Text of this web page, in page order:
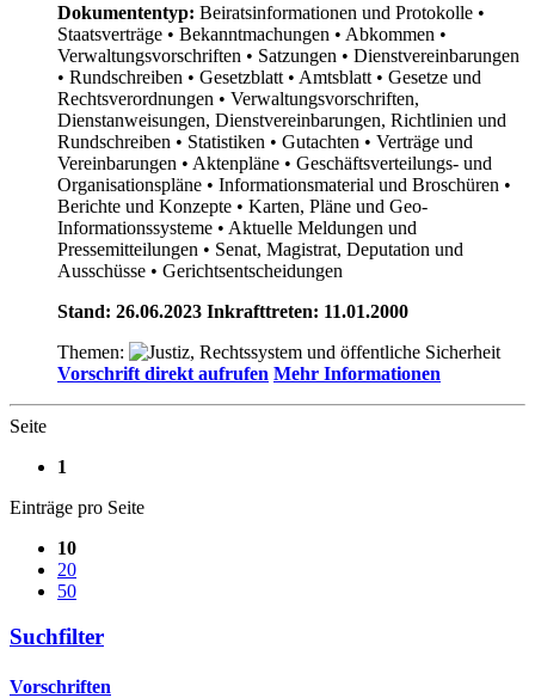
Dokumententyp: Beiratsinformationen und Protokolle •
Staatsverträge • Bekanntmachungen • Abkommen •
Verwaltungsvorschriften • Satzungen • Dienstvereinbarungen
• Rundschreiben • Gesetzblatt • Amtsblatt • Gesetze und
Rechtsverordnungen • Verwaltungsvorschriften,
Dienstanweisungen, Dienstvereinbarungen, Richtlinien und
Rundschreiben • Statistiken • Gutachten • Verträge und
Vereinbarungen • Aktenpläne • Geschäftsverteilungs- und
Organisationspläne • Informationsmaterial und Broschüren •
Berichte und Konzepte • Karten, Pläne und Geo-
Informationssysteme • Aktuelle Meldungen und
Pressemitteilungen • Senat, Magistrat, Deputation und
Ausschüsse • Gerichtsentscheidungen
Stand: 26.06.2023 Inkrafttreten: 11.01.2000
Themen:
Vorschrift direkt aufrufen Mehr Informationen
Seite
1
Einträge pro Seite
10
20
50
Suchfilter
Vorschriften